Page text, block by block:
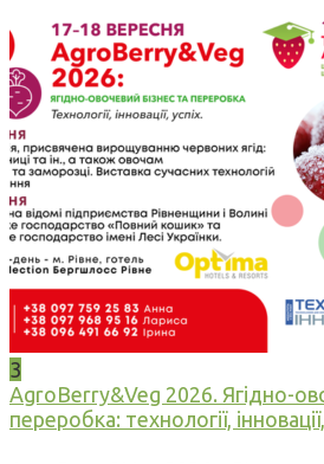
3
AgroBerry&Veg 2026. Ягідно-
переробка: технології,